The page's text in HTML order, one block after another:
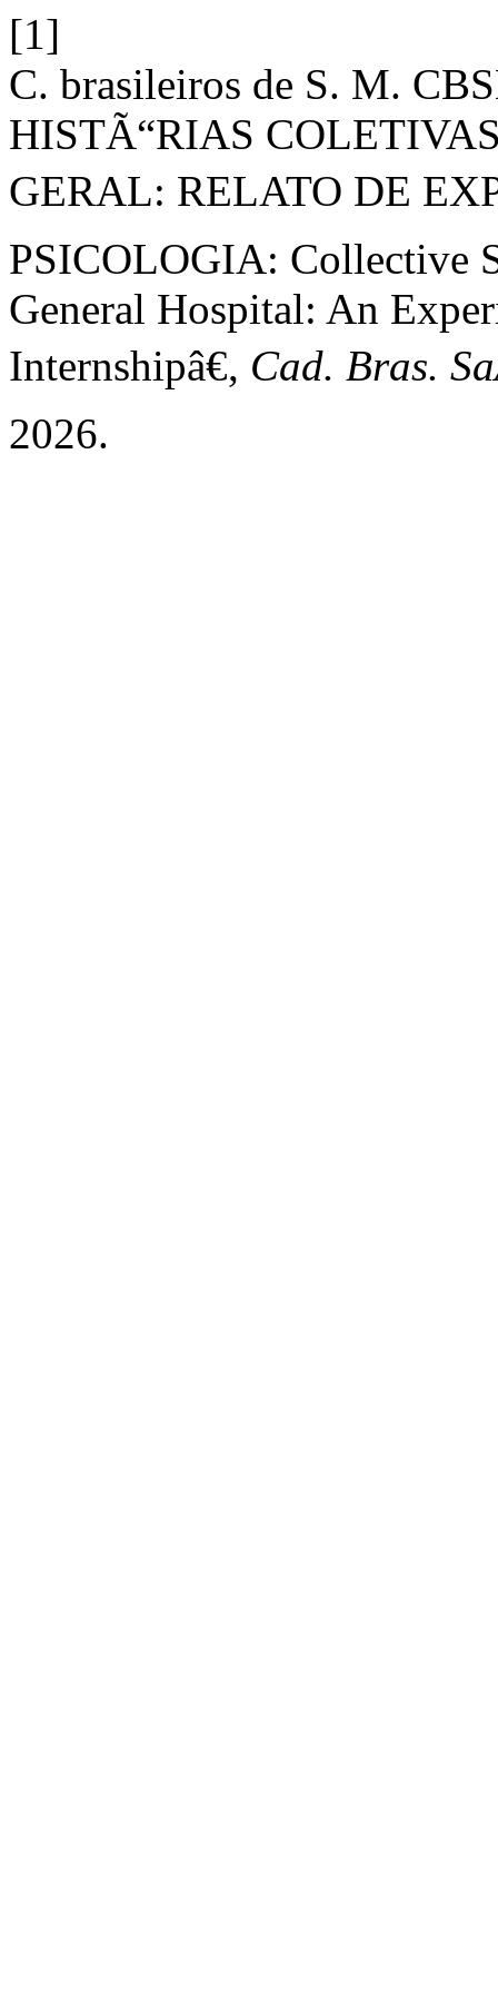
[1]
C. brasileiros de S. M.
HISTÃ“RIAS
GERAL: RELATO DE
PSICOLOGIA: Collective
General Hospital: An
Internshipâ€, Cad. Bras.
2026.